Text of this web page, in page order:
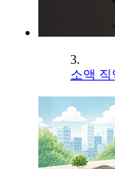
3.
소액